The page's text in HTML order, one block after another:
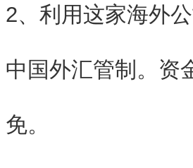
2、利用这家海外
中国外汇管制。资
免。